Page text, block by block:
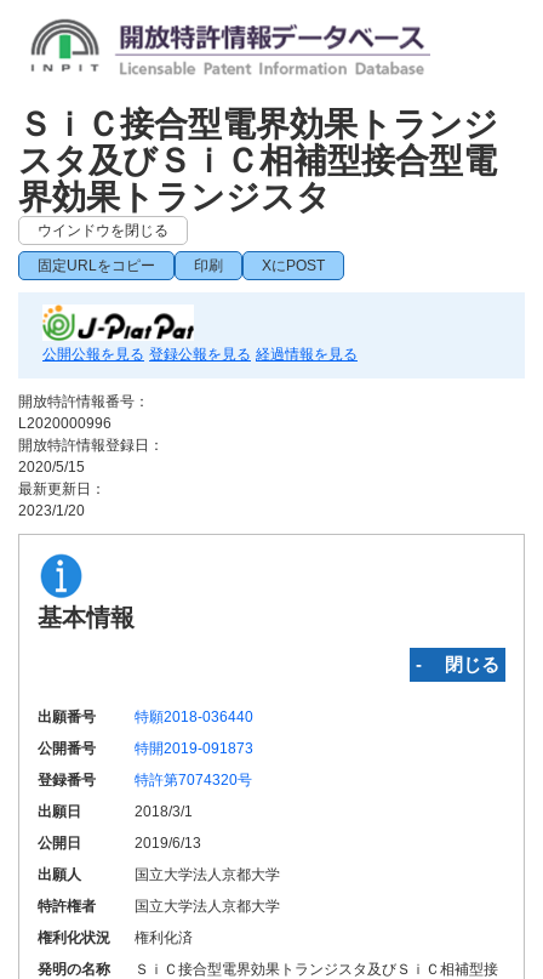
ＳｉＣ接合型電界効果トランジ
スタ及びＳｉＣ相補型接合型電
界効果トランジスタ
ウインドウを閉じる
固定URLをコピー 印刷 XにPOST
公開公報を見る 登録公報を見る 経過情報を見る
開放特許情報番号：
L2020000996
開放特許情報登録日：
2020/5/15
最新更新日：
2023/1/20
基本情報
‐ 閉じる
出願番号
特願2018-036440
公開番号
特開2019-091873
登録番号
特許第7074320号
出願日
2018/3/1
公開日
2019/6/13
出願人
国立大学法人京都大学
特許権者
国立大学法人京都大学
権利化状況
権利化済
発明の名称
ＳｉＣ接合型電界効果トランジスタ及びＳｉＣ相補型接